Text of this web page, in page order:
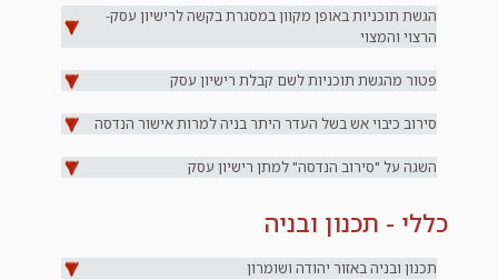
הגשת תוכניות באופן מקוון במסגרת בקשה לרישיון עסק-
הרצוי והמצוי
פטור מהגשת תוכניות לשם קבלת רישיון עסק
סירוב כיבוי אש בשל העדר היתר בניה למרות אישור הנדסה
השגה על "סירוב הנדסה" למתן רישיון עסק
כללי - תכנון ובניה
תכנון ובניה באזור יהודה ושומרון